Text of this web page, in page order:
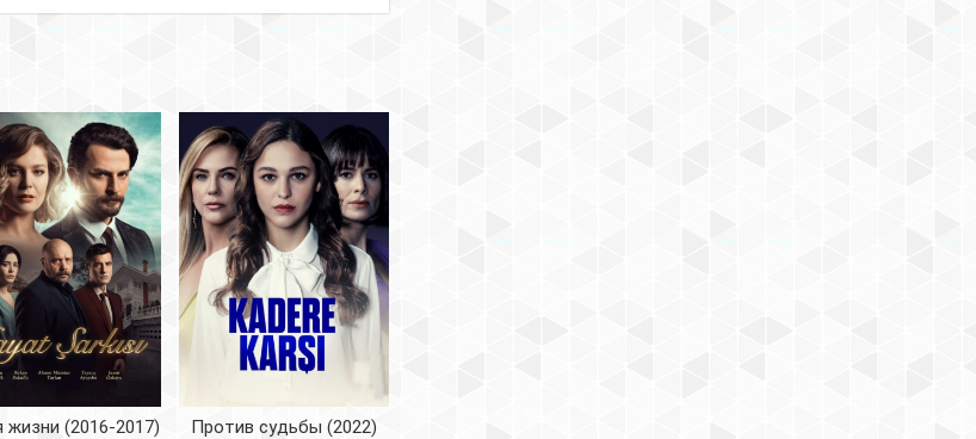
жизни (2016-2017) Против судьбы (2022)